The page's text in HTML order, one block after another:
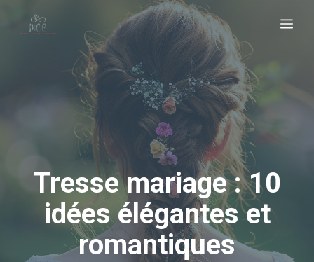
Tresse mariage : 10
idées élégantes et
romantiques